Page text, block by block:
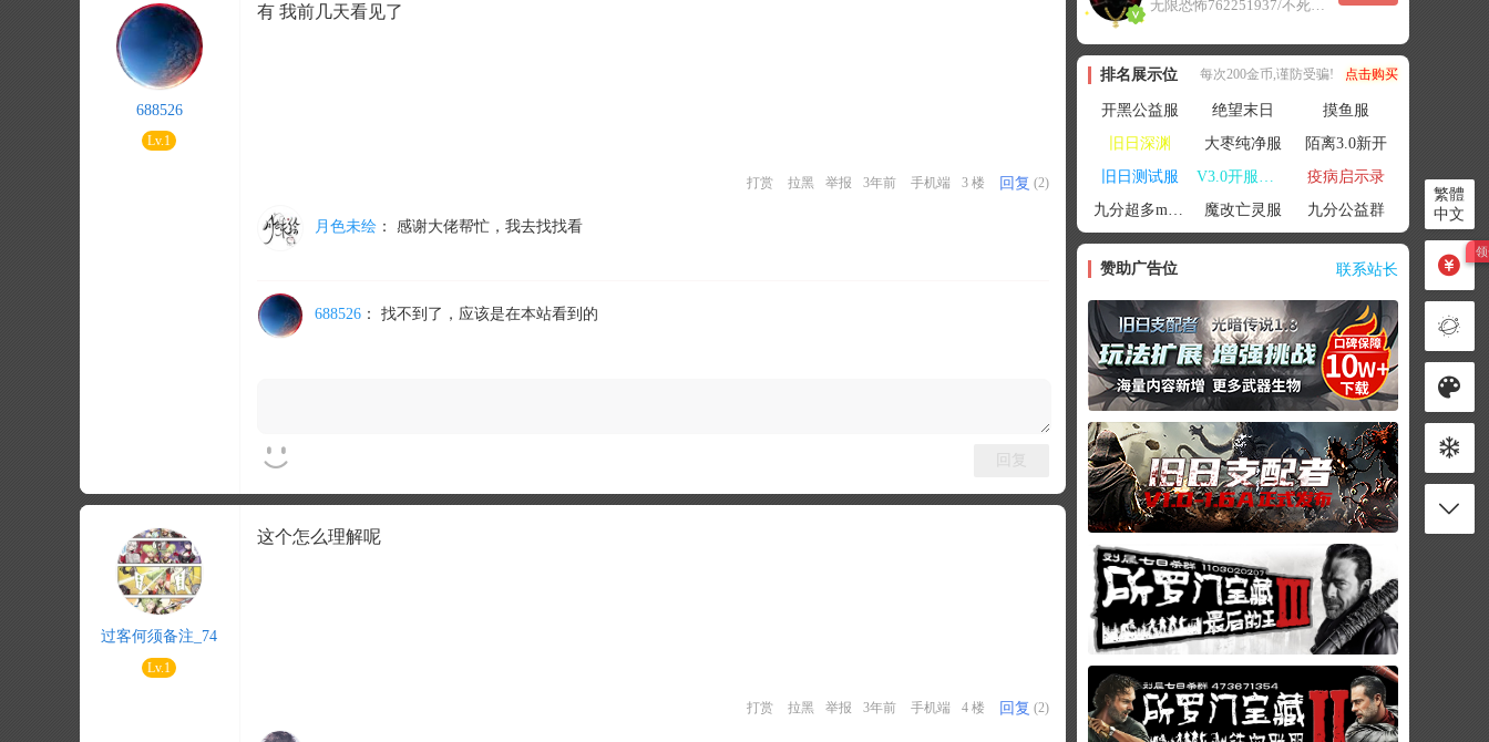
688526
Lv.1
有 我前几天看见了
打赏 拉黑 举报 3年前 手机端 3 楼 回复 (2)
月色未绘： 感谢大佬帮忙，我去找找看
688526： 找不到了，应该是在本站看到的
回复
过客何须备注_74
Lv.1
这个怎么理解呢
打赏 拉黑 举报 3年前 手机端 4 楼 回复 (2)
无限恐怖762251937/不死者末日1080207504
排名展示位 每次200金币,谨防受骗! 点击购买
开黑公益服 绝望末日
摸鱼服
旧日深渊
大枣纯净服
陌离3.0新开
旧日测试服
V3.0开服联机
疫病启示录
九分超多mod群
魔改亡灵服 九分公益群
赞助广告位 联系站长
繁體
中文